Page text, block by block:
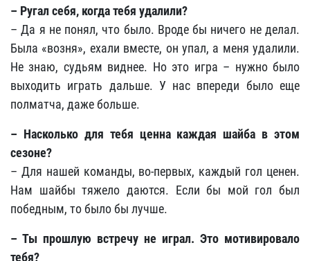
– Ругал себя, когда тебя удалили?
– Да я не понял, что было. Вроде бы ничего не делал.
Была «возня», ехали вместе, он упал, а меня удалили.
Не знаю, судьям виднее. Но это игра – нужно было
выходить играть дальше. У нас впереди было еще
полматча, даже больше.
– Насколько для тебя ценна каждая шайба в этом
сезоне?
– Для нашей команды, во-первых, каждый гол ценен.
Нам шайбы тяжело даются. Если бы мой гол был
победным, то было бы лучше.
– Ты прошлую встречу не играл. Это мотивировало
тебя?